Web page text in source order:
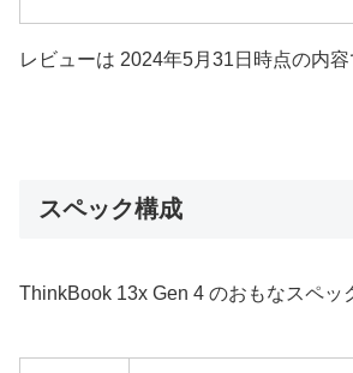
レビューは 2024年5月31日時点の内容
スペック構成
ThinkBook 13x Gen 4 のおもなスペッ